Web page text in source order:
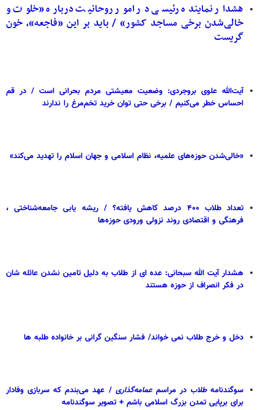
هشدار نماینده رئیسی در امور روحانیت درباره «خلوت و
خالی‌شدن برخی مساجد کشور» / باید بر این «فاجعه»، خون
گریست
آیت‌الله علوی بروجردی: وضعیت معیشتی مردم بحرانی است / در قم
احساس خطر می‌کنیم / برخی حتی توان خرید تخم‌مرغ را ندارند
«خالی‌شدن حوزه‌های علمیه، نظام اسلامی و جهان اسلام را تهدید می‌کند»
تعداد طلاب ۴۰۰ درصد کاهش یافته؟ / ریشه یابی جامعه‌شناختی ،
فرهنگی و اقتصادی روند نزولی ورودی حوزه‌ها
هشدار آیت الله سبحانی: عده ای از طلاب به دلیل تامین نشدن عائله شان
در فکر انصراف از حوزه هستند
دخل و خرج طلاب نمی خواند/ فشار سنگین گرانی بر خانواده طلبه ها
سوگندنامهطلاب در مراسمعمامه‌گذاری / عهد می‌بندم که سربازی وفادار
برای برپایی تمدن بزرگ اسلامی باشم + تصویر سوگندنامه